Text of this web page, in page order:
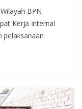
BPN
Kerja Internal
pelaksanaan